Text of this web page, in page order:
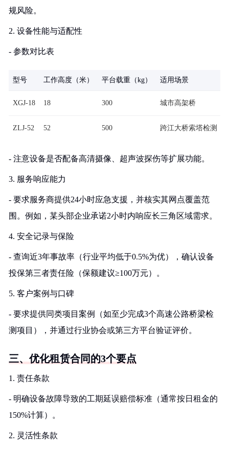
规风险。
2. 设备性能与适配性
- 参数对比表
型号 工作高度（米） 平台载重（kg） 适用场景
XGJ-18 18 300 城市高架桥
ZLJ-52 52 500 跨江大桥索塔检测
- 注意设备是否配备高清摄像、超声波探伤等扩展功能。
3. 服务响应能力
- 要求服务商提供24小时应急支援，并核实其网点覆盖范
围。例如，某头部企业承诺2小时内响应长三角区域需求。
4. 安全记录与保险
- 查询近3年事故率（行业平均低于0.5%为优），确认设备
投保第三者责任险（保额建议≥100万元）。
5. 客户案例与口碑
- 要求提供同类项目案例（如至少完成3个高速公路桥梁检
测项目），并通过行业协会或第三方平台验证评价。
三、优化租赁合同的3个要点
1. 责任条款
- 明确设备故障导致的工期延误赔偿标准（通常按日租金的
150%计算）。
2. 灵活性条款